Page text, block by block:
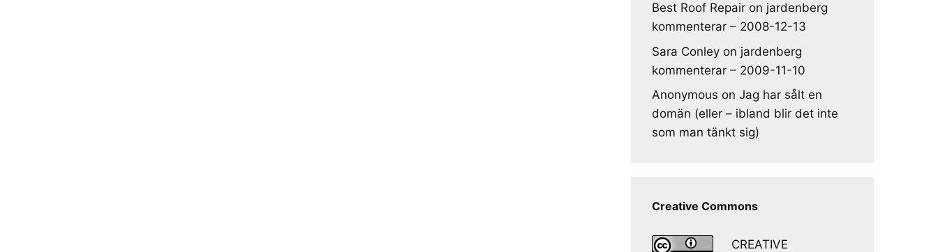
Best Roof Repair on jardenberg
kommenterar – 2008-12-13
Sara Conley on jardenberg
kommenterar – 2009-11-10
Anonymous on Jag har sålt en
domän (eller – ibland blir det inte
som man tänkt sig)
Creative Commons
CREATIVE